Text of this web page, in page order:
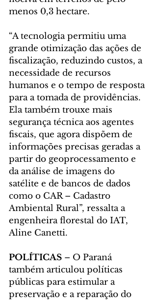
menos 0,3 hectare.
“A tecnologia permitiu uma
grande otimização das ações de
fiscalização, reduzindo custos, a
necessidade de recursos
humanos e o tempo de resposta
para a tomada de providências.
Ela também trouxe mais
segurança técnica aos agentes
fiscais, que agora dispõem de
informações precisas geradas a
partir do geoprocessamento e
da análise de imagens do
satélite e de bancos de dados
como o CAR – Cadastro
Ambiental Rural”, ressalta a
engenheira florestal do IAT,
Aline Canetti.
POLÍTICAS – O Paraná
também articulou políticas
públicas para estimular a
preservação e a reparação do